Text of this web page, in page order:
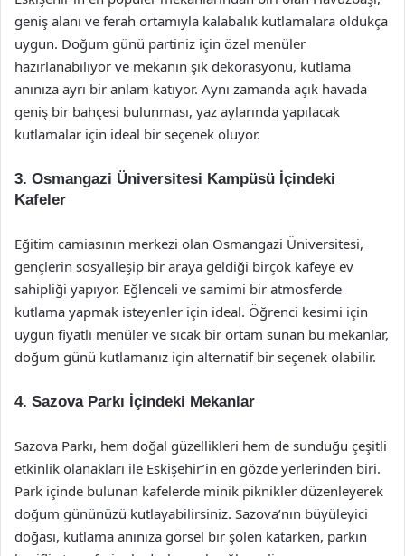
geniş alanı ve ferah ortamıyla kalabalık kutlamalara oldukça
uygun. Doğum günü partiniz için özel menüler
hazırlanabiliyor ve mekanın şık dekorasyonu, kutlama
anınıza ayrı bir anlam katıyor. Aynı zamanda açık havada
geniş bir bahçesi bulunması, yaz aylarında yapılacak
kutlamalar için ideal bir seçenek oluyor.
3. Osmangazi Üniversitesi Kampüsü İçindeki
Kafeler
Eğitim camiasının merkezi olan Osmangazi Üniversitesi,
gençlerin sosyalleşip bir araya geldiği birçok kafeye ev
sahipliği yapıyor. Eğlenceli ve samimi bir atmosferde
kutlama yapmak isteyenler için ideal. Öğrenci kesimi için
uygun fiyatlı menüler ve sıcak bir ortam sunan bu mekanlar,
doğum günü kutlamanız için alternatif bir seçenek olabilir.
4. Sazova Parkı İçindeki Mekanlar
Sazova Parkı, hem doğal güzellikleri hem de sunduğu çeşitli
etkinlik olanakları ile Eskişehir’in en gözde yerlerinden biri.
Park içinde bulunan kafelerde minik piknikler düzenleyerek
doğum gününüzü kutlayabilirsiniz. Sazova’nın büyüleyici
doğası, kutlama anınıza görsel bir şölen katarken, parkın